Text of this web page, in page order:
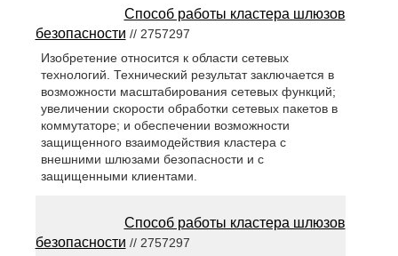
Способ работы кластера шлюзов
безопасности // 2757297
Изобретение относится к области сетевых
технологий. Технический результат заключается в
возможности масштабирования сетевых функций;
увеличении скорости обработки сетевых пакетов в
коммутаторе; и обеспечении возможности
защищенного взаимодействия кластера с
внешними шлюзами безопасности и с
защищенными клиентами.
Способ работы кластера шлюзов
безопасности // 2757297